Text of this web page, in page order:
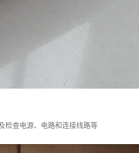
检查电源、电路和连接线路等